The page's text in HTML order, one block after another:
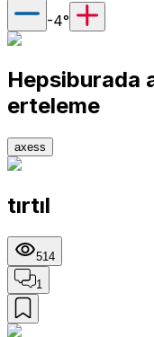
-4°
Hepsiburada
erteleme
axess
tırtıl
514
1